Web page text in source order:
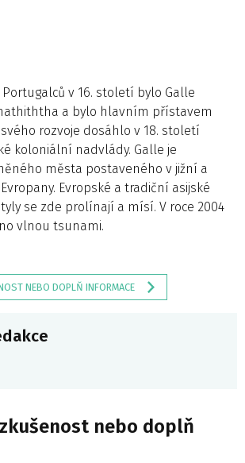
v 16. století bylo Galle
a bylo hlavním přístavem
rozvoje dosáhlo v 18. století
koloniální nadvlády. Galle je
města postaveného v jižní a
Evropské a tradiční asijské
se zde prolínají a mísí. V roce 2004
vlnou tsunami.
NEBO DOPLŇ INFORMACE
nebo doplň